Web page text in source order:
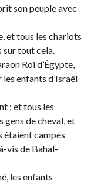
son peuple avec
et tous les chariots
sur tout cela.
Roi d’Égypte,
enfants d’Israël
; et tous les
gens de cheval, et
étaient campés
vis de Bahal-
les enfants